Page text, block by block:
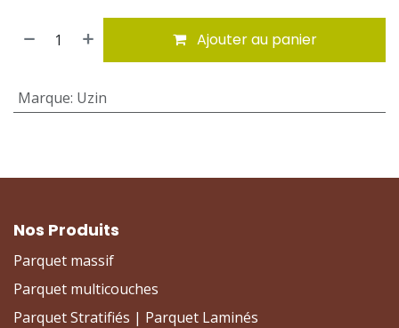
Ajouter au panier
Marque: Uzin
Nos Produits
Parquet massif
Parquet multicouches
Parquet Stratifiés | Parquet Laminés